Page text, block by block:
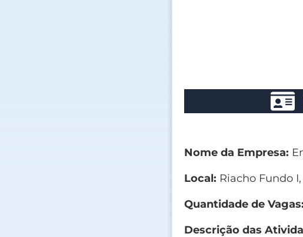
Nome da Empresa:
Local: Riacho Fundo
Quantidade de Vagas:
Descrição das